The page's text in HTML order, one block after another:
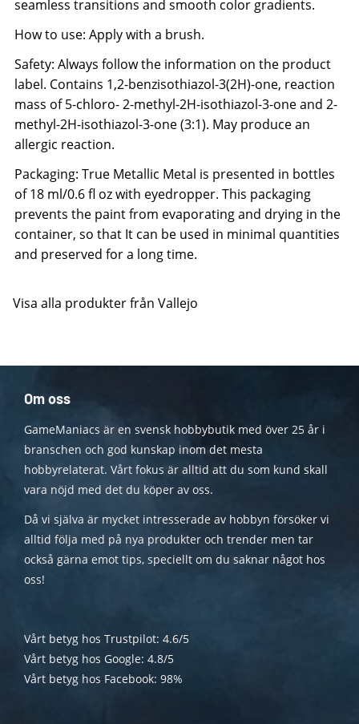
seamless transitions and smooth color gradients.
How to use: Apply with a brush.
Safety: Always follow the information on the product
label. Contains 1,2-benzisothiazol-3(2H)-one, reaction
mass of 5-chloro- 2-methyl-2H-isothiazol-3-one and 2-
methyl-2H-isothiazol-3-one (3:1). May produce an
allergic reaction.
Packaging: True Metallic Metal is presented in bottles
of 18 ml/0.6 fl oz with eyedropper. This packaging
prevents the paint from evaporating and drying in the
container, so that It can be used in minimal quantities
and preserved for a long time.
Visa alla produkter från Vallejo
Om oss
GameManiacs är en svensk hobbybutik med över 25 år i
branschen och god kunskap inom det mesta
hobbyrelaterat. Vårt fokus är alltid att du som kund skall
vara nöjd med det du köper av oss.
Då vi själva är mycket intresserade av hobbyn försöker vi
alltid följa med på nya produkter och trender men tar
också gärna emot tips, speciellt om du saknar något hos
oss!
Vårt betyg hos Trustpilot: 4.6/5
Vårt betyg hos Google: 4.8/5
Vårt betyg hos Facebook: 98%